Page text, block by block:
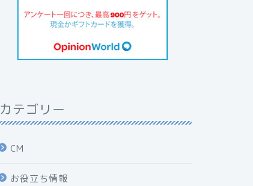
カテゴリー
CM
お役立ち情報